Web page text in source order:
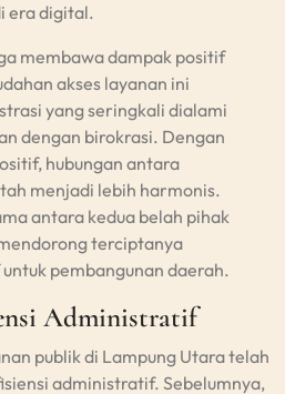
era digital.
membawa dampak positif
akses layanan ini
yang seringkali dialami
dengan birokrasi. Dengan
hubungan antara
menjadi lebih harmonis.
antara kedua belah pihak
terciptanya
pembangunan daerah.
Administratif
publik di Lampung Utara telah
administratif. Sebelumnya,